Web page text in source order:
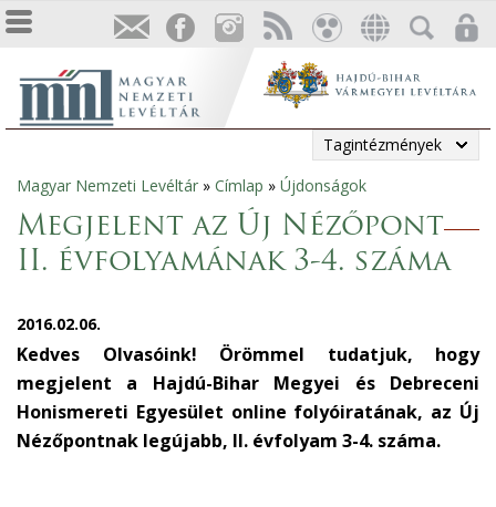
Tagintézmények
Jelenlegi
hely
Magyar Nemzeti Levéltár » Címlap » Újdonságok
Megjelent az Új Nézőpont
II. évfolyamának 3-4. száma
2016.02.06.
Kedves Olvasóink! Örömmel tudatjuk, hogy
megjelent a Hajdú-Bihar Megyei és Debreceni
Honismereti Egyesület online folyóiratának, az Új
Nézőpontnak legújabb, II. évfolyam 3-4. száma.